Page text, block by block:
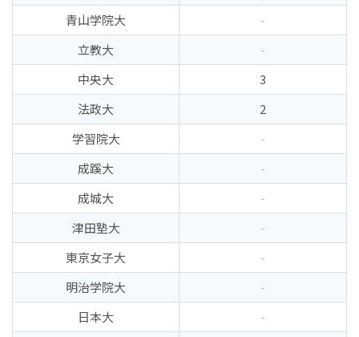
青山学院大
-
立教大
-
中央大
3
法政大
2
学習院大
-
成蹊大
-
成城大
-
津田塾大
-
東京女子大
-
明治学院大
-
日本大
-